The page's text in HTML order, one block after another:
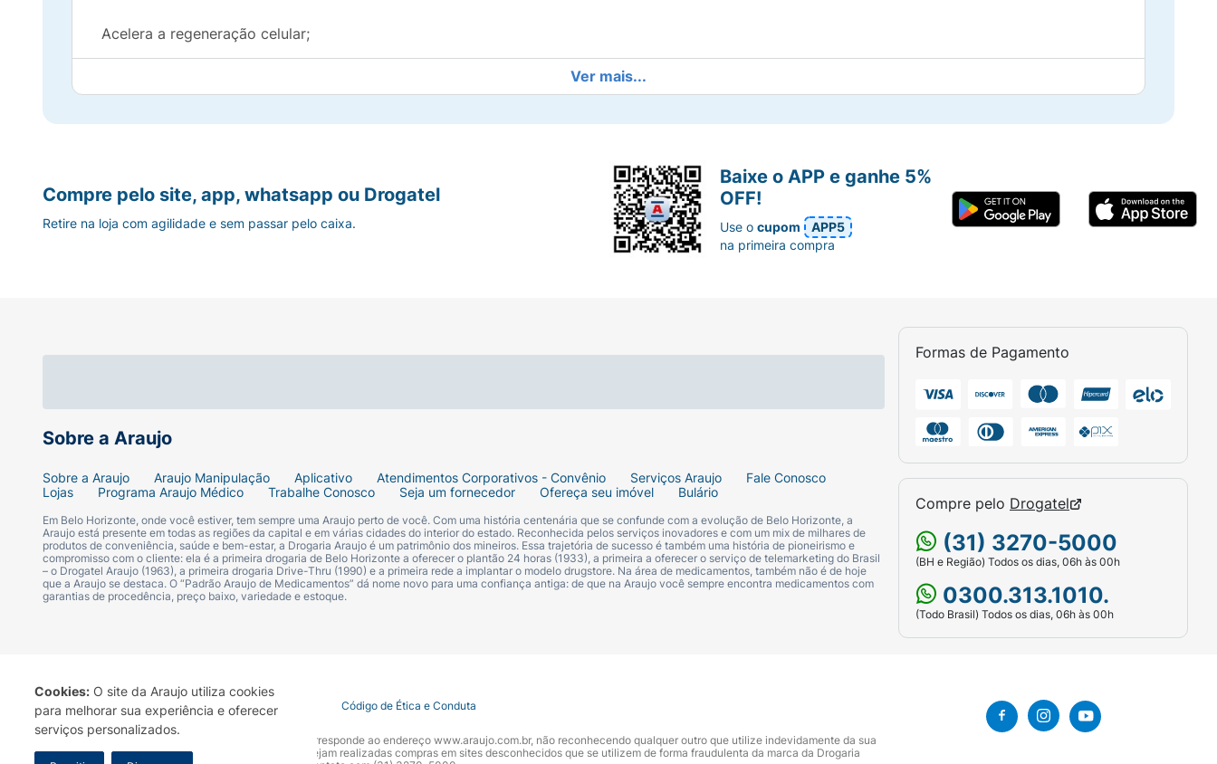
Cookies: O site da Araujo utiliza cookies
para melhorar sua experiência e oferecer
serviços personalizados.
Acelera a regeneração celular;
Produto dermatologicamente testado!
Modo de uso: Com a área limpa e umedecida, preferencialmente no banho, aplique o produto fazendo movimentos circulares, leves e com
carinho, até total absorção e remoção das células mortas, em seguida enxágue. Após o processo hidrate a pele. Indicamos o uso 2x na semana.
Bentonite (Bentonita), Phenoxyethanol (Fenoxietanol), Methylparaben (Metilparabeno), Propylparaben (Propilparabeno), Ethylparaben
(Etilparabeno), Butylparaben (Butilparabeno), Parfum (Perfume), Linalool (Linalol), Isopropyl Palmitate (Palmitato de Isopropila), Sodium Laureth
Ver mais...
Sobre a Araujo
Sobre a Araujo Araujo Manipulação Aplicativo Atendimentos Corporativos - Convênio Serviços Araujo
Fale Conosco
Lojas
Programa Araujo Médico Trabalhe Conosco Seja um fornecedor Ofereça seu imóvel Bulário
Em Belo Horizonte, onde você estiver, tem sempre uma Araujo perto de você. Com uma história centenária que se confunde com a evolução de Belo Horizonte, a
Araujo está presente em todas as regiões da capital e em várias cidades do interior do estado. Reconhecida pelos serviços inovadores e com um mix de milhares de
produtos de conveniência, saúde e bem-estar, a Drogaria Araujo é um patrimônio dos mineiros. Essa trajetória de sucesso é também uma história de pioneirismo e
compromisso com o cliente: ela é a primeira drogaria de Belo Horizonte a oferecer o plantão 24 horas (1933), a primeira a oferecer o serviço de telemarketing do Brasil
– o Drogatel Araujo (1963), a primeira drogaria Drive-Thru (1990) e a primeira rede a implantar o modelo drugstore. Na área de medicamentos, também não é de hoje
que a Araujo se destaca. O “Padrão Araujo de Medicamentos” dá nome novo para uma confiança antiga: de que na Araujo você sempre encontra medicamentos com
garantias de procedência, preço baixo, variedade e estoque.
Formas de Pagamento
Compre pelo Drogatel
(31) 3270-5000
(BH e Região) Todos os dias, 06h às 00h
0300.313.1010.
(Todo Brasil) Todos os dias, 06h às 00h
Compre pelo site, app, whatsapp ou Drogatel
Retire na loja com agilidade e sem passar pelo caixa.
Baixe o APP e ganhe 5%
OFF!
Use ocupom
APP5
na primeira compra
Termo de Uso Portal da Privacidade Covid-19 Código de Ética e Conduta
A Drogaria Araujo S/A informa que o seu site oficial corresponde ao endereço www.araujo.com.br, não reconhecendo qualquer outro que utilize indevidamente da sua
marca. Para sua segurança recomendamos que não sejam realizadas compras em sites desconhecidos que se utilizem de forma fraudulenta da marca da Drogaria